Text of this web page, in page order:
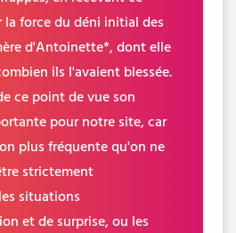
la force du déni initial des
d'Antoinette*, dont elle
ils l'avaient blessée.
ce point de vue son
pour notre site, car
plus fréquente qu'on ne
strictement
situations
et de surprise, ou les